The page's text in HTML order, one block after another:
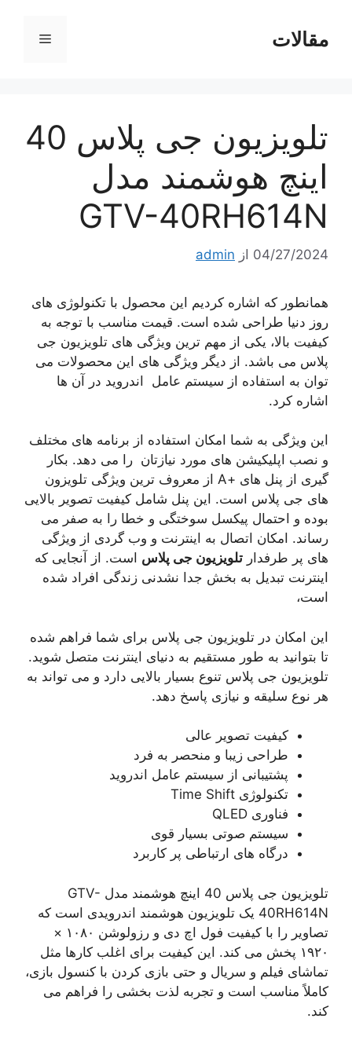
محتوامقالات فهرست
تلویزیون جی پلاس 40
اینچ هوشمند مدل
GTV-40RH614N
04/27/2024 از admin
همانطور که اشاره کردیم این محصول با تکنولوژی های
روز دنیا طراحی شده است. قیمت مناسب با توجه به
کیفیت بالا، یکی از مهم ترین ویژگی های تلویزیون جی
پلاس می باشد. از دیگر ویژگی های این محصولات می‌
توان به استفاده از سیستم عامل اندروید در آن ها
اشاره کرد.
این ویژگی به شما امکان استفاده از برنامه های مختلف
و نصب اپلیکیشن های مورد نیازتان را می دهد. بکار
گیری از پنل های +A از معروف ترین ویژگی تلویزون
های جی پلاس است. این پنل شامل کیفیت تصویر بالایی
بوده و احتمال پیکسل سوختگی و خطا را به صفر می
رساند. امکان اتصال به اینترنت و وب گردی از ویژگی
های پر طرفدار تلویزیون جی پلاس است. از آنجایی که
اینترنت تبدیل به بخش جدا نشدنی زندگی افراد شده
است،
این امکان در تلویزیون جی پلاس برای شما فراهم شده
تا بتوانید به طور مستقیم به دنیای اینترنت متصل شوید.
تلویزیون جی پلاس تنوع بسیار بالایی دارد و می تواند به
هر نوع سلیقه و نیازی پاسخ دهد.
کیفیت تصویر عالی
طراحی زیبا و منحصر به فرد
پشتیبانی از سیستم عامل اندروید
تکنولوژی Time Shift
فناوری QLED
سیستم صوتی بسیار قوی
درگاه های ارتباطی‌ پر کاربرد
تلویزیون جی پلاس 40 اینچ هوشمند مدل GTV-
40RH614N یک تلویزیون هوشمند اندرویدی است که
تصاویر را با کیفیت فول اچ دی و رزولوشن ۱۰۸۰ ×
۱۹۲۰ پخش می کند. این کیفیت برای اغلب کارها مثل
تماشای فیلم و سریال و حتی بازی کردن با کنسول بازی،
کاملاً مناسب است و تجربه لذت بخشی را فراهم می
کند.